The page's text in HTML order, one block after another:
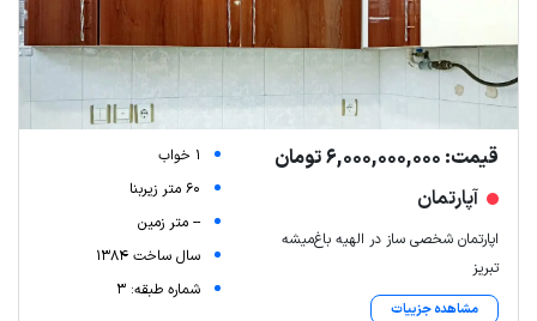
قیمت: 6,000,000,000 تومان
آپارتمان
اپارتمان شخصی ساز در الهیه باغ‌میشه
تبریز
مشاهده جزییات
1 خواب
60 متر زیربنا
-- متر زمین
سال ساخت 1384
شماره طبقه: 3